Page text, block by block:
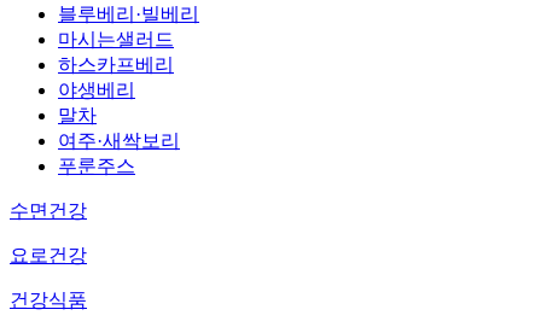
블루베리·빌베리
마시는샐러드
하스카프베리
야생베리
말차
여주·새싹보리
푸룬주스
수면건강
요로건강
건강식품